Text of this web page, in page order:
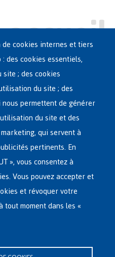
cookies internes et tiers
des cookies essentiels,
; des cookies
du site ; des
permettent de générer
du site et des
qui servent à
pertinents. En
», vous consentez à
Vous pouvez accepter et
et révoquer votre
moment dans les «